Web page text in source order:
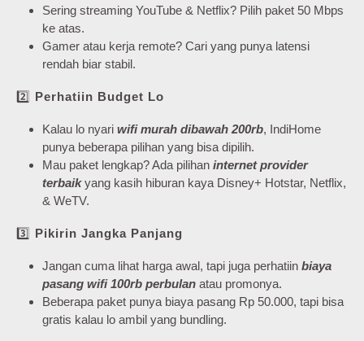
Sering streaming YouTube & Netflix? Pilih paket 50 Mbps
ke atas.
Gamer atau kerja remote? Cari yang punya latensi
rendah biar stabil.
2️⃣ Perhatiin Budget Lo
Kalau lo nyari wifi murah dibawah 200rb, IndiHome
punya beberapa pilihan yang bisa dipilih.
Mau paket lengkap? Ada pilihan internet provider
terbaikyang kasih hiburan kaya Disney+ Hotstar, Netflix,
& WeTV.
3️⃣ Pikirin Jangka Panjang
Jangan cuma lihat harga awal, tapi juga perhatiin biaya
pasang wifi 100rb perbulan atau promonya.
Beberapa paket punya biaya pasang Rp 50.000, tapi bisa
gratis kalau lo ambil yang bundling.